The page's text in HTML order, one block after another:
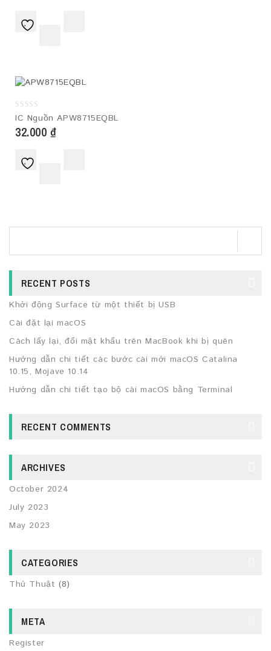
0
out
of
5
IC Nguồn APW8715EQBL
32.000₫
RECENT POSTS
Khởi động Surface từ một thiết bị USB
Cài đặt lại macOS
Cách lấy lại, đổi mật khẩu trên MacBook khi bị quên
Hướng dẫn chi tiết các bước cài mới macOS Catalina
10.15, Mojave 10.14
Hướng dẫn chi tiết tạo bộ cài macOS bằng Terminal
RECENT COMMENTS
ARCHIVES
October 2024
July 2023
May 2023
CATEGORIES
Thủ Thuật (8)
META
Register